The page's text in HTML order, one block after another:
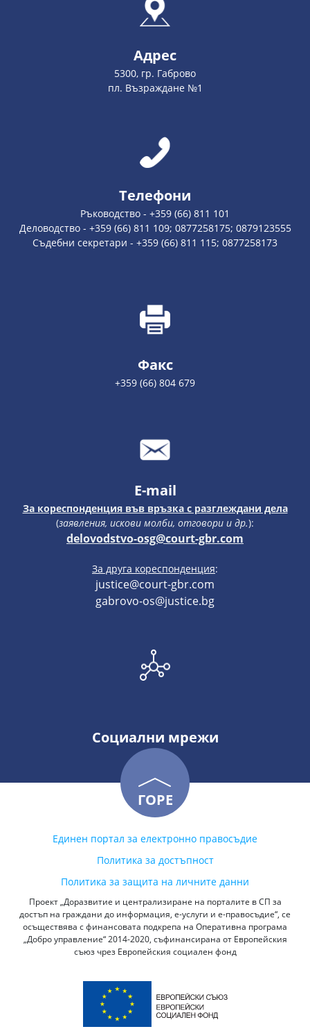
Адрес
5300, гр. Габрово
пл. Възраждане №1
Телефони
Ръководство - +359 (66) 811 101
Деловодство - +359 (66) 811 109; 0877258175; 0879123555
Съдебни секретари - +359 (66) 811 115; 0877258173
Факс
+359 (66) 804 679
E-mail
За кореспонденция във връзка с разглеждани дела
(заявления, искови молби, отговори и др.):
delovodstvo-osg@court-gbr.com
За друга кореспонденция:
justice@court-gbr.com
gabrovo-os@justice.bg
Социални мрежи
ГОРЕ
Единен портал за електронно правосъдие
Политика за достъпност
Политика за защита на личните данни
Проект „Доразвитие и централизиране на порталите в СП за
достъп на граждани до информация, е-услуги и е-правосъдие“, се
осъществява с финансовата подкрепа на Оперативна програма
„Добро управление“ 2014-2020, съфинансирана от Европейския
съюз чрез Европейския социален фонд